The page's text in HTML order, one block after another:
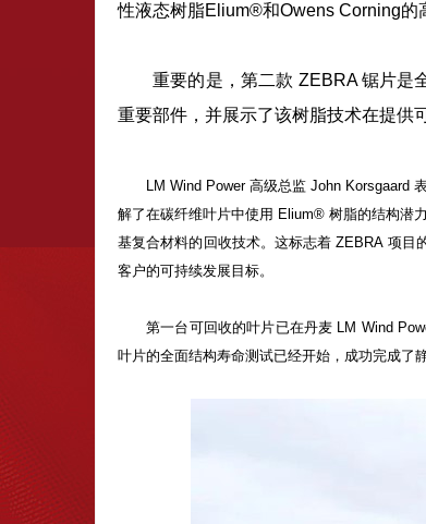
性液态树脂Elium®和Owens Corning的
重要的是，第二款 ZEBRA 锯片是
重要部件，并展示了该树脂技术在提供
LM Wind Power 高级总监 John Korsgaard
解了在碳纤维叶片中使用 Elium® 树脂的结构潜
基复合材料的回收技术。这标志着 ZEBRA 项目
客户的可持续发展目标。
第一台可回收的叶片已在丹麦 LM Wind
叶片的全面结构寿命测试已经开始，成功完成了静